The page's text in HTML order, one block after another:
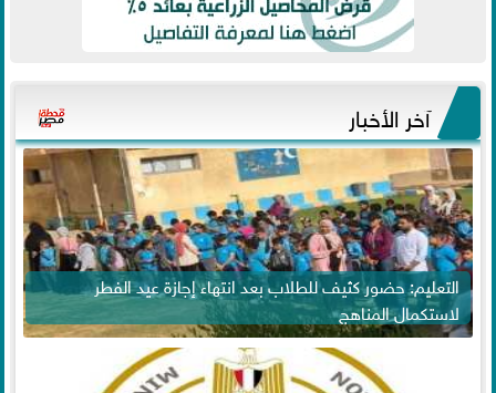
آخر الأخبار
التعليم: حضور كثيف للطلاب بعد انتهاء إجازة عيد الفطر
لاستكمال المناهج